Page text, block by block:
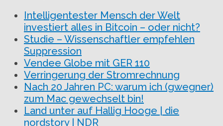
Intelligentester Mensch der Welt
investiert alles in Bitcoin – oder nicht?
Studie – Wissenschaftler empfehlen
Suppression
Vendee Globe mit GER 110
Verringerung der Stromrechnung
Nach 20 Jahren PC: warum ich (gwegner)
zum Mac gewechselt bin!
Land unter auf Hallig Hooge | die
nordstory | NDR